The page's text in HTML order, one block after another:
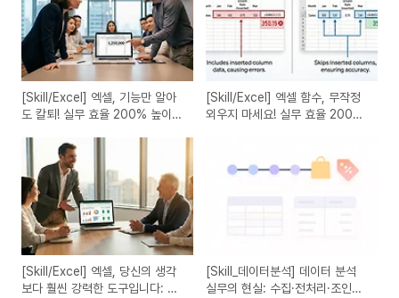
[Skill/Excel] 엑셀, 기능만 알아
도 칼퇴! 실무 효율 200% 높이는
[Skill/Excel] 엑셀 함수, 무작정
외우지 마세요! 실무 효율 200%
[Skill/Excel] 엑셀, 당신의 생각
보다 훨씬 강력한 도구입니다: 실
[Skill_데이터분석] 데이터 분석
실무의 현실: 수집·전처리·조인이